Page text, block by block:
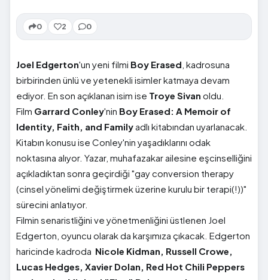
0 2 0
Joel Edgerton'un yeni filmi Boy Erased , kadrosuna
birbirinden ünlü ve yetenekli isimler katmaya devam
ediyor. En son açıklanan isim ise Troye Sivan oldu.
Film Garrard Conley'nin Boy Erased: A Memoir of
Identity, Faith, and Familyadlı kitabından uyarlanacak.
Kitabın konusu ise Conley'nin yaşadıklarını odak
noktasına alıyor. Yazar, muhafazakar ailesine eşcinselliğini
açıkladıktan sonra geçirdiği "gay conversion therapy
(cinsel yönelimi değiştirmek üzerine kurulu bir terapi(!))"
sürecini anlatıyor.
Filmin senaristliğini ve yönetmenliğini üstlenen Joel
Edgerton, oyuncu olarak da karşımıza çıkacak. Edgerton
haricinde kadroda Nicole Kidman, Russell Crowe,
Lucas Hedges, Xavier Dolan, Red Hot Chili Peppers